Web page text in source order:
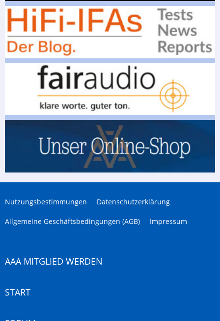
Nutzungsbestimmungen Datenschutzerklärung
Allgemeine Geschäftsbedingungen (AGB) Impressum
AAA MITGLIED WERDEN
START